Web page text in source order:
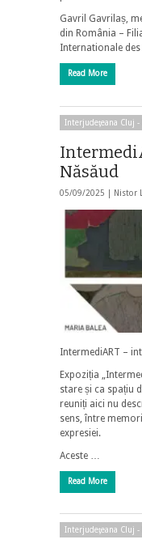
Gavril Gavrilaș,
din România –
Internationale des
Read More
Interjudeţeana Cluj
Năsăud
05/09/2025 | Nistor
IntermediART –
Expoziția
stare și ca spațiu
reuniți aici nu
sens, între
expresiei.
Aceste …
Read More
Interjudeţeana Cluj